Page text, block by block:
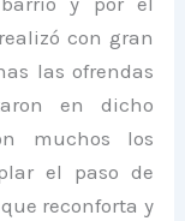
con gran
las ofrendas
en dicho
muchos los
el paso de
reconforta y